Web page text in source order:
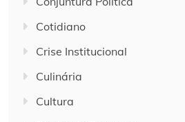
Cotidiano
Crise Institucional
Culinária
Cultura